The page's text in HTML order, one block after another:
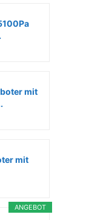
mit
mit
ANGEBOT